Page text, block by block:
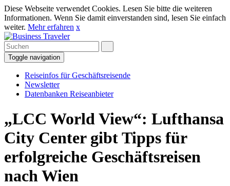
Diese Webseite verwendet Cookies. Lesen Sie bitte die weiteren
Informationen. Wenn Sie damit einverstanden sind, lesen Sie einfach
weiter. Mehr erfahren x
Toggle navigation
Reiseinfos für Geschäftsreisende
Newsletter
Datenbanken Reiseanbieter
„LCC World View“: Lufthansa
City Center gibt Tipps für
erfolgreiche Geschäftsreisen
nach Wien